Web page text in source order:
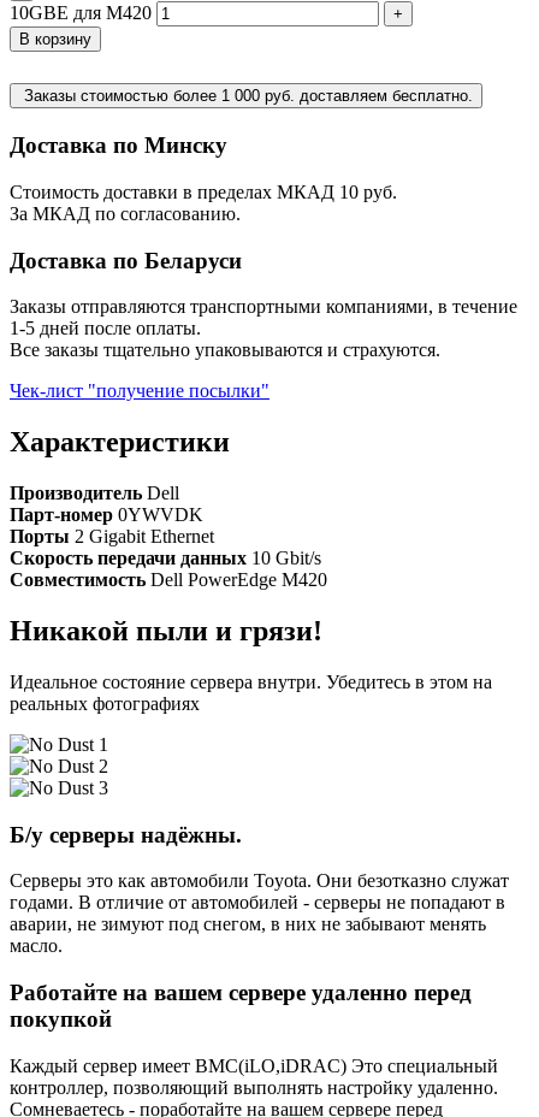
10GBE для M420
+
В корзину
Заказы стоимостью более 1 000 руб. доставляем бесплатно.
Доставка по Минску
Стоимость доставки в пределах МКАД 10 руб.
За МКАД по согласованию.
Доставка по Беларуси
Заказы отправляются транспортными компаниями, в течение
1-5 дней после оплаты.
Все заказы тщательно упаковываются и страхуются.
Чек-лист "получение посылки"
Характеристики
Производитель Dell
Парт-номер 0YWVDK
Порты 2 Gigabit Ethernet
Скорость передачи данных 10 Gbit/s
Совместимость Dell PowerEdge M420
Никакой пыли и грязи!
Идеальное состояние сервера внутри. Убедитесь в этом на
реальных фотографиях
Б/у серверы надёжны.
Серверы это как автомобили Toyota. Они безотказно служат
годами. В отличие от автомобилей - серверы не попадают в
аварии, не зимуют под снегом, в них не забывают менять
масло.
Работайте на вашем сервере удаленно перед
покупкой
Каждый сервер имеет BMC(iLO,iDRAC) Это специальный
контроллер, позволяющий выполнять настройку удаленно.
Сомневаетесь - поработайте на вашем сервере перед